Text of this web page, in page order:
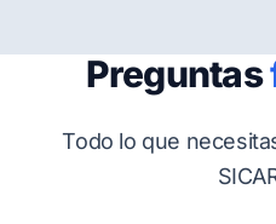
Preguntas
Todo lo que